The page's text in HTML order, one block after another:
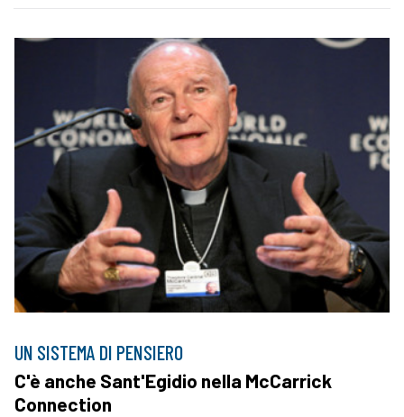
UN SISTEMA DI PENSIERO
C'è anche Sant'Egidio nella McCarrick
Connection